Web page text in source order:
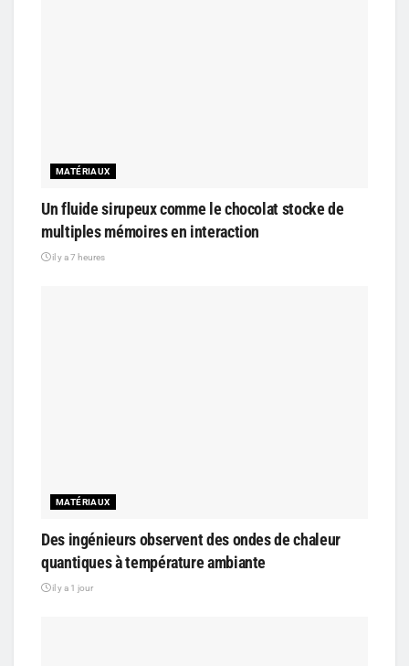
MATÉRIAUX
Un fluide sirupeux comme le chocolat stocke de
multiples mémoires en interaction
il y a 7 heures
MATÉRIAUX
Des ingénieurs observent des ondes de chaleur
quantiques à température ambiante
il y a 1 jour